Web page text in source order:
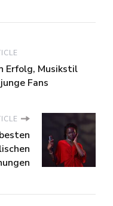
Erfolg, Musikstil
Fans